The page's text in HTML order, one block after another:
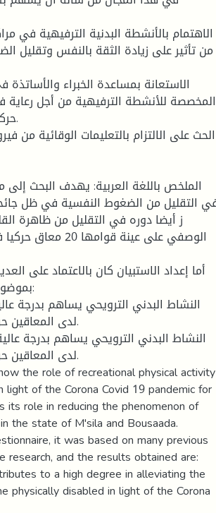
من تأثير على زيادة الثقة بالنفس
المخصصة للأنشطة الترفيهية من أجل رعاية
الملخص باللغة العربية: يهدف البحث إلى
ز أيضا دوره في التقليل من ظاهرة
الوصفي على عينة
أما إعداد الاستبيان كان بالاعتماد على
the role of recreational physical activity
of the Corona Covid 19 pandemic for
role in reducing the phenomenon of
the state of M'sila and Bousaada.
it was based on many previous
and the results obtained are:
to a high degree in alleviating the
physically disabled in light of the Corona